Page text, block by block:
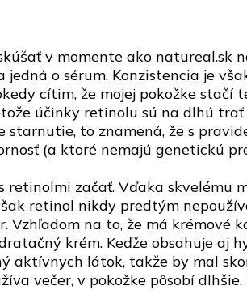
v momente ako natureal.sk
o sérum. Konzistencia je
cítim, že mojej pokožke
účinky retinolu sú na dlhú
to znamená, že s
(a ktoré nemajú genetickú
začať. Vďaka skvelému
retinol nikdy predtým
na to, že má krémové
krém. Keďže obsahuje aj
aktívnych látok, takže by mal
večer, v pokožke pôsobí